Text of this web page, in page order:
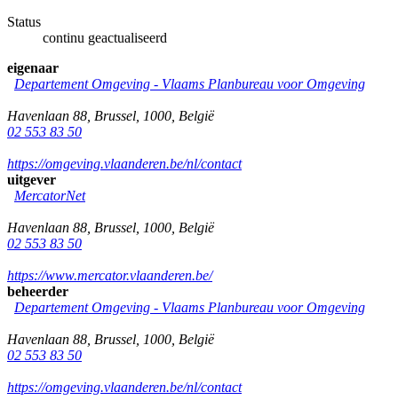
Status
continu geactualiseerd
eigenaar
Departement Omgeving - Vlaams Planbureau voor Omgeving
Havenlaan 88 Brussel 1000 België
02 553 83 50
https://omgeving.vlaanderen.be/nl/contact
uitgever
MercatorNet
Havenlaan 88 Brussel 1000 België
02 553 83 50
https://www.mercator.vlaanderen.be/
beheerder
Departement Omgeving - Vlaams Planbureau voor Omgeving
Havenlaan 88 Brussel 1000 België
02 553 83 50
https://omgeving.vlaanderen.be/nl/contact